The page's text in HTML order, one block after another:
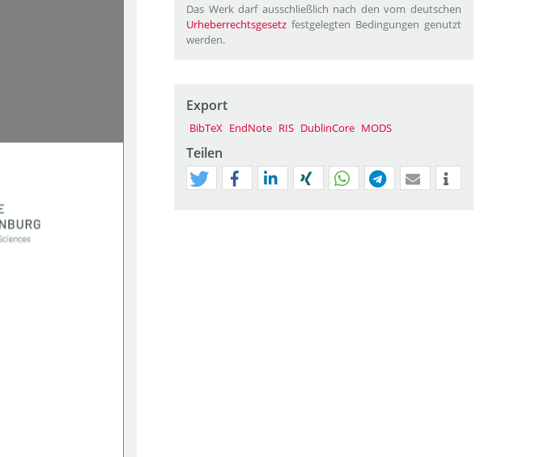
Das Werk darf ausschließlich nach den vom deutschen
Urheberrechtsgesetz festgelegten Bedingungen genutzt
werden.
Export
BibTeX EndNote RIS DublinCore MODS
Teilen